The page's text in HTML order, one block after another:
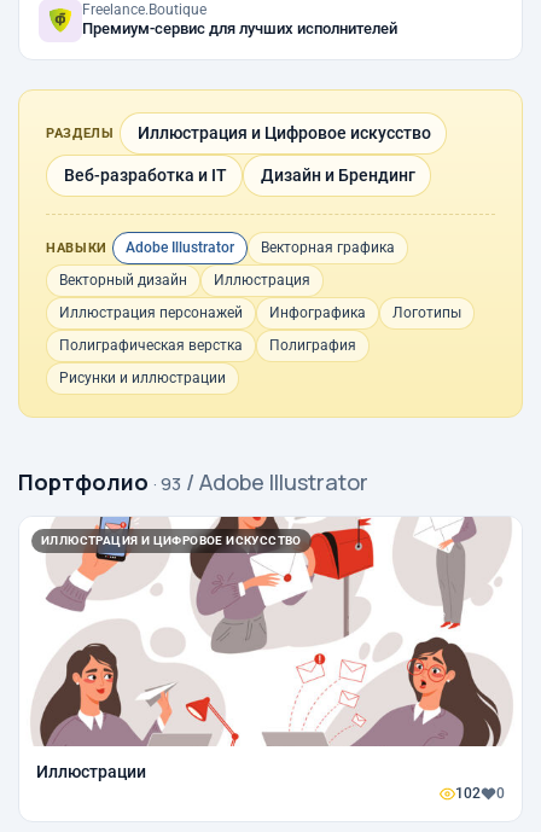
Freelance.Boutique
Премиум-сервис для лучших исполнителей
РАЗДЕЛЫ Иллюстрация и Цифровое искусство
Веб-разработка и IT Дизайн и Брендинг
НАВЫКИ Adobe Illustrator
Векторная графика
Векторный дизайн
Иллюстрация
Иллюстрация персонажей
Инфографика
Логотипы
Полиграфическая верстка
Полиграфия
Рисунки и иллюстрации
Портфолио · 93 / Adobe Illustrator
ИЛЛЮСТРАЦИЯ И ЦИФРОВОЕ ИСКУССТВО
Иллюстрации
102 0